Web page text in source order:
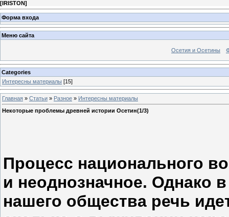
[IRISTON]
Форма входа
Меню сайта
Осетия и Осетины
Categories
Интересны материалы [15]
Главная » Статьи » Разное » Интересны материалы
Некоторые проблемы древней истории Осетин(1/3)
Процесс национального
и неоднозначное. Однако
нашего общества речь